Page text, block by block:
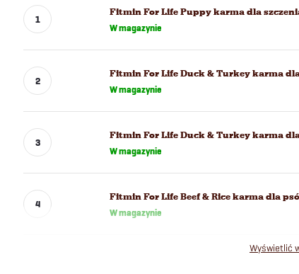
Fitmin For Life Puppy karma dla
W magazynie
Fitmin For Life Duck & Turkey karma
W magazynie
Fitmin For Life Duck & Turkey karma
W magazynie
Fitmin For Life Beef & Rice karma dla
W magazynie
Wyświetlić